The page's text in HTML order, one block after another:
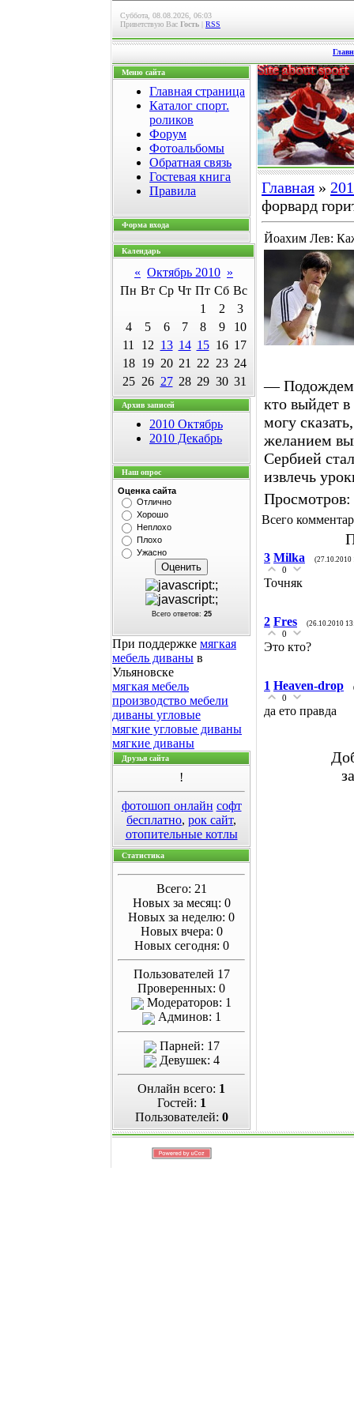
Суббота, 08.08.2026, 06:03
Приветствую Вас Гость | RSS
Меню сайта
Главная страница
Каталог спорт.
роликов
Форум
Фотоальбомы
Обратная связь
Гостевая книга
Правила
Форма входа
Календарь
« Октябрь 2010 »
Пн Вт Ср Чт Пт Сб Вс
1
2
3
4
5 6 7 8 9
10
11
12 13 14 15 16 17
18 19 20 21 22 23 24
25 26 27 28 29 30 31
Архив записей
2010 Октябрь
2010 Декабрь
Наш опрос
Оценка сайта
Отлично
Хорошо
Неплохо
Плохо
Ужасно
Всего ответов: 25
При поддержке мягкая
мебель диваны в
Ульяновске
мягкая мебель
производство мебели
диваны угловые
мягкие угловые диваны
мягкие диваны
Друзья сайта
!
фотошоп онлайн софт
бесплатно, рок сайт,
отопительные котлы
Статистика
Всего: 21
Новых за месяц: 0
Новых за неделю: 0
Новых вчера: 0
Новых сегодня: 0
Пользователей 17
Проверенных: 0
Модераторов: 1
Админов: 1
Парней: 17
Девушек: 4
Онлайн всего: 1
Гостей: 1
Пользователей: 0
Главная »
форвард
Йоахим Лев:
— Подождем
кто выйдет
могу
желанием
Сербией
извлечь
Просмотров:
Всего
3 Milka (27.10.2010
0
Точняк
2 Fres (26.10.2010
0
Это кто?
1 Heaven-drop
0
да ето правда